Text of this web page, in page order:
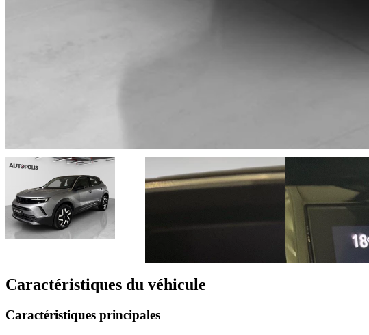
Caractéristiques du véhicule
Caractéristiques principales